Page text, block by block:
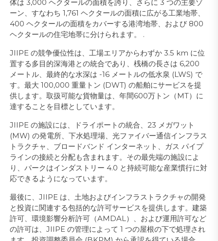
体は 3,000 ヘクタールの面積を誇り、さらに 3 つの主要ゾ
ーン、すなわち 1,761 ヘクタールの面積に広がる工業地帯、
400 ヘクタールの面積をカバーする港湾地帯、および 800
ヘクタールの住宅地帯に分けられます。 .
JIIPE の競争優位性は、工場エリアからわずか 3.5 km に位
置する多目的深海港との統合であり、桟橋の長さは 6,200
メートル、最終的な水深は -16 メートルの低水泉 (LWS) で
す。最大 100,000 重量トン (DWT) の船舶にサービスを提
供します。取扱可能な貨物量は、年間600万トン（MT）に
達することを目標としています。
JIIPE の施設には、ドライポートの統合、23 メガワット
(MW) の発電所、下水処理場、光ファイバー通信インフラス
トラクチャ、ブロードバンド インターネット、ガス パイプ
ラインの接続と分配も含まれます。その最先端の施設によ
り、パークはインダストリー 4.0 と持続可能な産業慣行に対
応できるようになっています。
最後に、JIIPE は、土地およびインフラストラクチャの開発
と投資に関連する包括的な許可サービスを提供します。建築
許可、環境影響分析許可（AMDAL）、および運用許可など
の許可は、JIIPE の管理によって 1 つの屋根の下で処理され